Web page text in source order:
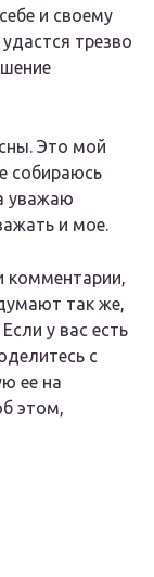
и своему
трезво
Это мой
собираюсь
уважаю
и мое.
комментарии,
так же,
у вас есть
с
ее на
этом,